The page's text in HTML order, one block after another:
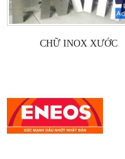
CHỮ INOX XƯỚC